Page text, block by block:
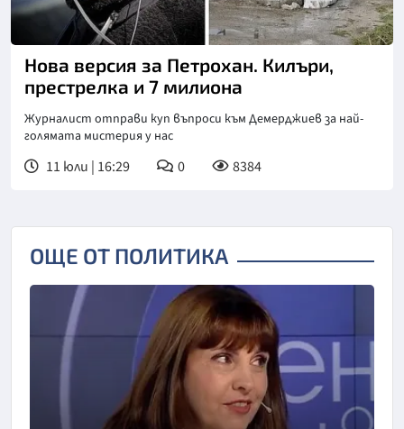
Нова версия за Петрохан. Килъри,
престрелка и 7 милиона
Журналист отправи куп въпроси към Демерджиев за най-
голямата мистерия у нас
11 юли | 16:29 0 8384
ОЩЕ ОТ ПОЛИТИКА